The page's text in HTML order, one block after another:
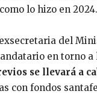
lo hizo en 2024.
del
en torno a
se llevará a
con fondos